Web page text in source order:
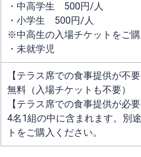
・中高学生 500円/人
・小学生 500円/人
※中高生の入場チケットをご購
・未就学児
【テラス席での食事提供が不要
無料（入場チケットも不要）
【テラス席での食事提供が必要
4名1組の中に含まれます。別
トをご購入ください。